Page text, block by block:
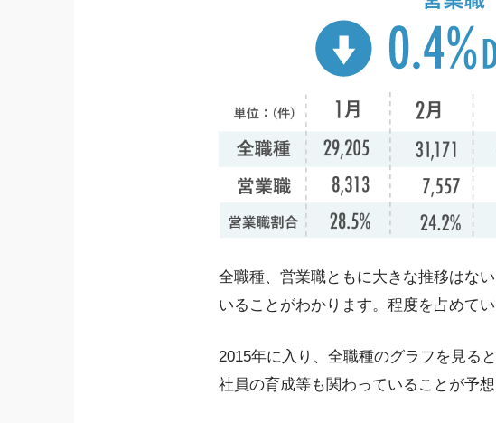
全職種、営業職ともに大きな推移はな
いることがわかります。程度を占めて
2015年に入り、全職種のグラフを見る
社員の育成等も関わっていることが予想